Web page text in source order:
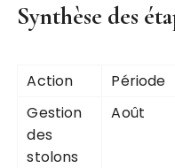
Synthèse des
Action Période
Gestion
des
stolons
Août